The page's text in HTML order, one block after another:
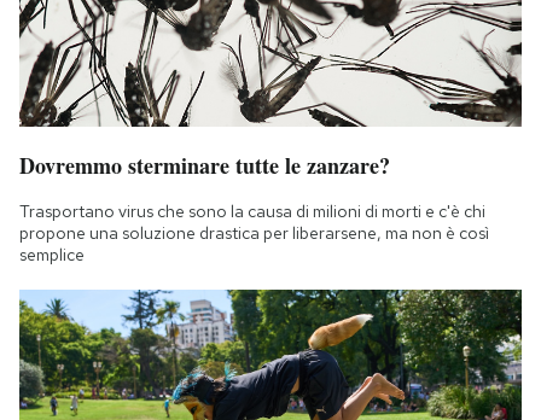
Dovremmo sterminare tutte le zanzare?
Trasportano virus che sono la causa di milioni di morti e c'è chi
propone una soluzione drastica per liberarsene, ma non è così
semplice